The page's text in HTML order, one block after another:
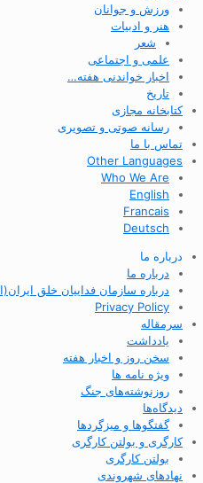
ورزش و جوانان
هنر و ادبیات
شعر
علمی و اجتماعی
اخبار خواندنی هفته…
تاریخ
کتابخانه مجازی
رسانه صوتی و تصویری
تماس با ما
Other Languages
Who We Are
English
Francais
Deutsch
درباره ما
درباره ما
درباره سازمان فداییان خلق
Privacy Policy
سرمقاله
یادداشت
سخن روز و اخبار هفته
ویژه نامه ها
روزنوشته‌های جنگ
دیدگاه‌ها
گفتگوها و میزگردها
کارگری و بولتن کارگری
بولتن کارگری
نهادهای شهروندی